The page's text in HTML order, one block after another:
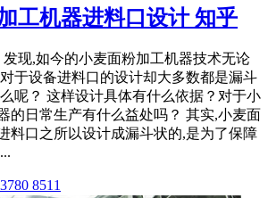
工机器进料口设计 知乎
现,如今的小麦面粉加工机器技术无论
于设备进料口的设计却大多数都是漏斗
呢？ 这样设计具体有什么依据？对于小
的日常生产有什么益处吗？ 其实,小麦面
料口之所以设计成漏斗状的,是为了保障
8511